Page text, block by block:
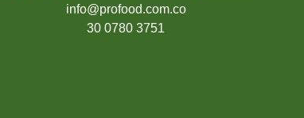
info@profood.com.co
30 0780 3751